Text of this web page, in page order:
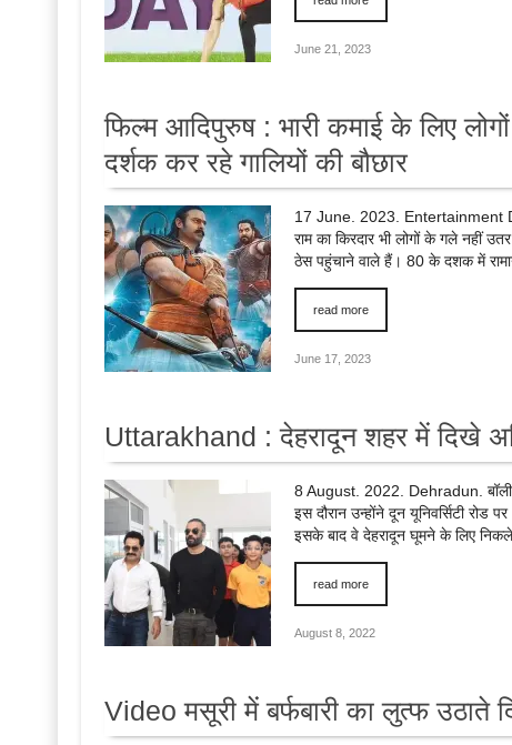
June 21, 2023
फिल्म आदिपुरुष : भारी कमाई के लिए
दर्शक कर रहे गालियों की बौछार
17 June. 2023. Entertainment
राम का किरदार भी लोगों के गले नहीं
ठेस पहुंचाने वाले हैं। 80 के दशक में
read more
June 17, 2023
Uttarakhand : देहरादून शहर में दिखे
8 August. 2022. Dehradun.
इस दौरान उन्होंने दून यूनिवर्सिटी
इसके बाद वे देहरादून घूमने के लिए
read more
August 8, 2022
Video मसूरी में बर्फबारी का लुत्फ उठाते